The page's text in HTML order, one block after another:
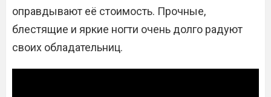
оправдывают её стоимость. Прочные,
блестящие и яркие ногти очень долго радуют
своих обладательниц.